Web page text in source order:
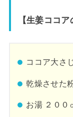
【生姜ココア
ココア大さ
乾燥させた
お湯 ２００